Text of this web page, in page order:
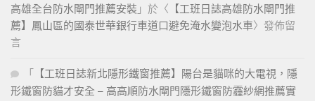
高雄全台防水閘門推薦安裝 」於〈 【工班日誌高雄防水閘門推
薦】鳳山區的國泰世華銀行車道口避免淹水變泡水車〉發佈留
言
「
【工班日誌新北隱形鐵窗推薦】陽台是貓咪的大電視，隱
形鐵窗防貓才安全 – 高高順防水閘門隱形鐵窗防霾紗網推薦實